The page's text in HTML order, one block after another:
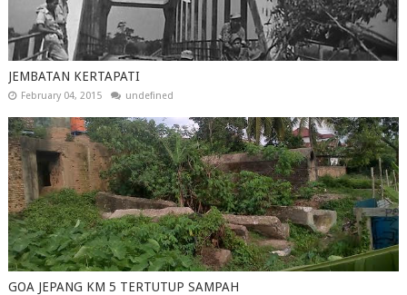
JEMBATAN KERTAPATI
February 04, 2015 undefined
GOA JEPANG KM 5 TERTUTUP SAMPAH